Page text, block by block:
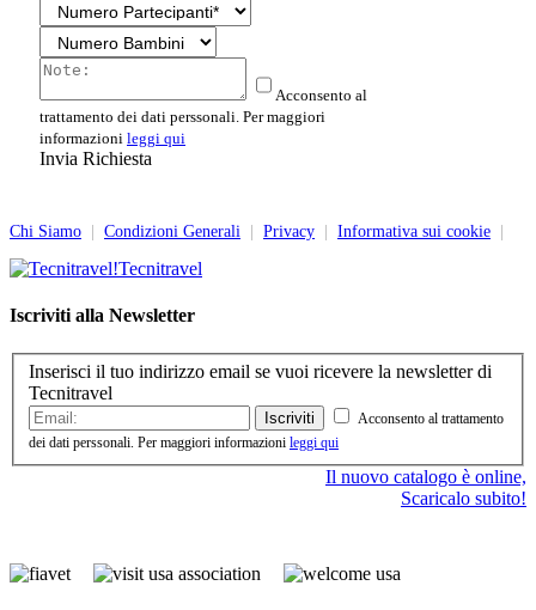
Acconsento al
trattamento dei dati perssonali. Per maggiori
informazioni leggi qui
Invia Richiesta
Chi Siamo Condizioni Generali Privacy Informativa sui cookie
Tecnitravel
Iscriviti alla Newsletter
Inserisci il tuo indirizzo email se vuoi ricevere la newsletter di
Tecnitravel
Iscriviti
Acconsento al trattamento
dei dati perssonali. Per maggiori informazioni leggi qui
Il nuovo catalogo è online,
Scaricalo subito!